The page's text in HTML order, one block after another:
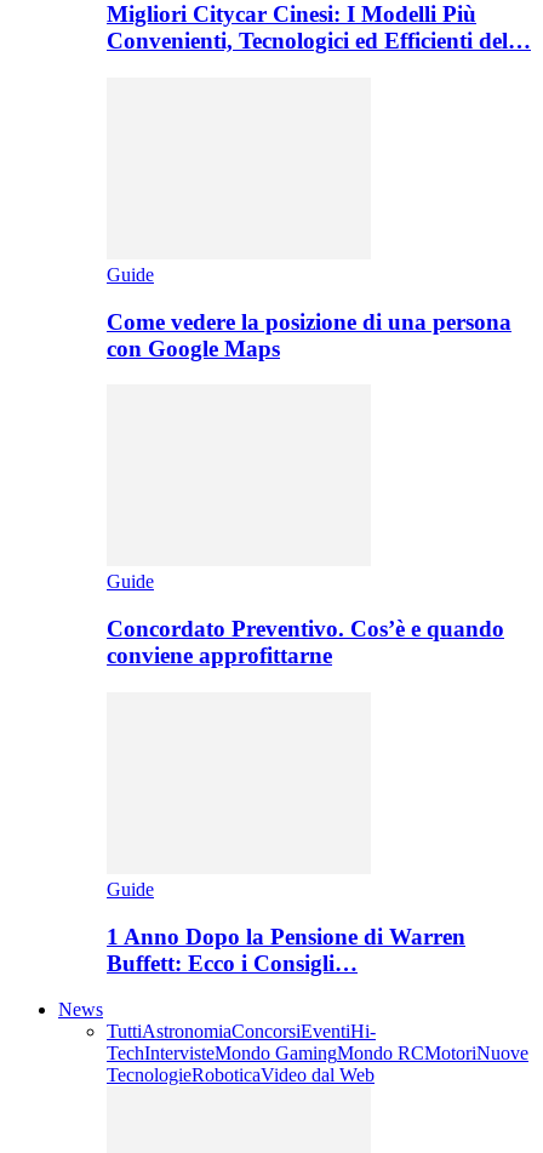
Migliori Citycar Cinesi: I Modelli Più
Convenienti, Tecnologici ed Efficienti del…
Guide
Come vedere la posizione di una persona
con Google Maps
Guide
Concordato Preventivo. Cos’è e quando
conviene approfittarne
Guide
1 Anno Dopo la Pensione di Warren
Buffett: Ecco i Consigli…
News
TuttiAstronomiaConcorsiEventiHi-
TechIntervisteMondo GamingMondo RCMotoriNuove
TecnologieRoboticaVideo dal Web